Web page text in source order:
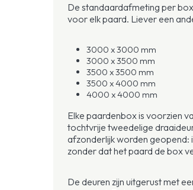
De standaardafmeting per
voor elk paard. Liever een
3000 x 3000 mm
3000 x 3500 mm
3500 x 3500 mm
3500 x 4000 mm
4000 x 4000 mm
Elke paardenbox is voorzien
tochtvrije tweedelige
afzonderlijk worden geopend:
zonder dat het paard de box
De deuren zijn uitgerust met